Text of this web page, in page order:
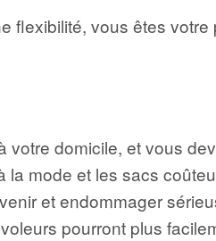
flexibilité, vous êtes votre
votre domicile, et vous
mode et les sacs
et endommager
pourront plus